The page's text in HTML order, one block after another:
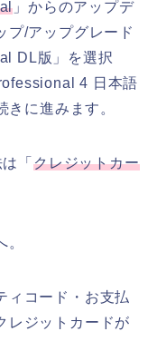
」からのアップデ
プ/アップグレード
DL版」を選択
4 日本語
に進みます。
「 クレジットカー
ィコード・お支払
レジットカードが